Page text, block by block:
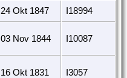
24 Okt 1847 I18994
03 Nov 1844 I10087
16 Okt 1831 I3057